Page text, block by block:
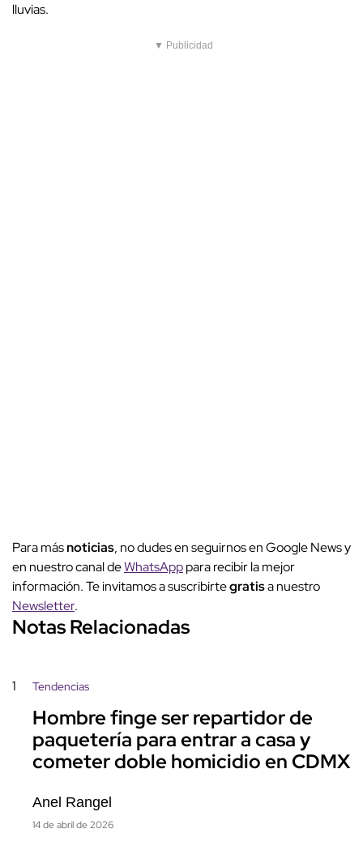
lluvias.
▼ Publicidad
Para másnoticias, no dudes en seguirnos en Google News y
en nuestro canal deWhatsApppara recibir la mejor
información. Te invitamos a suscribirtegratisa nuestro
Newsletter.
Notas Relacionadas
1 Tendencias
Hombre finge ser repartidor de
paquetería para entrar a casa y
cometer doble homicidio en CDMX
Anel Rangel
14 de abril de 2026